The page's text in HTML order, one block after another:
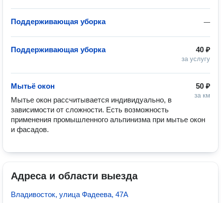
—
Поддерживающая уборка
40 ₽
за услугу
Поддерживающая уборка
50 ₽
за км
Мытьё окон
Мытье окон рассчитывается индивидуально, в
зависимости от сложности. Есть возможность
применения промышленного альпинизма при мытье окон
и фасадов.
Адреса и области выезда
Владивосток, улица Фадеева, 47А